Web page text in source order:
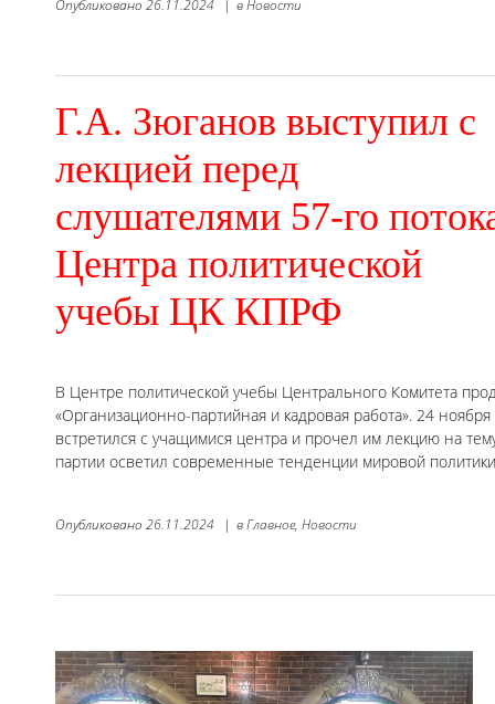
Опубликовано 26.11.2024 | вНовости
Г.А. Зюганов выступил с
лекцией перед
слушателями 57-го
Центра политической
учебы ЦК КПРФ
В Центре политической учебы Центрального Комитета
«Организационно-партийная и кадровая работа». 24
встретился с учащимися центра и прочел им лекцию на
партии осветил современные тенденции мировой
Опубликовано 26.11.2024 | вГлавное, Новости